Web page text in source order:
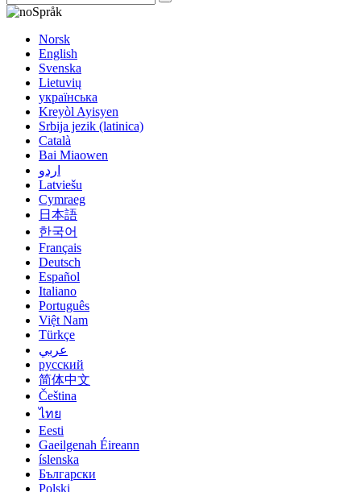
Språk
Norsk
English
Svenska
Lietuvių
українська
Kreyòl Ayisyen
Srbija jezik (latinica)
Català
Bai Miaowen
اردو
Latviešu
Cymraeg
日本語
한국어
Français
Deutsch
Español
Italiano
Português
Việt Nam
Türkçe
عربي
русский
简体中文
Čeština
ไทย
Eesti
Gaeilgenah Éireann
íslenska
Български
Polski